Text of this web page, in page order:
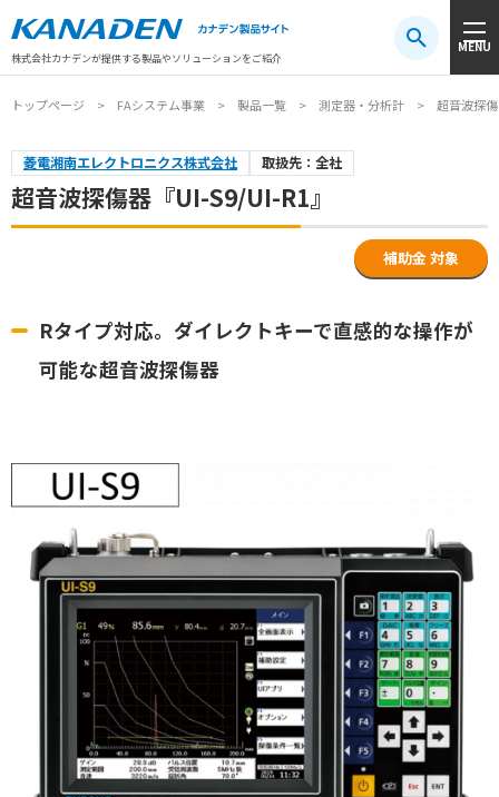
株式会社カナデンが提供する製品やソリューションをご紹介
MENU
注目キーワード#振動センサ#AGV #防爆#アシストスーツ
トップページ FAシステム事業 製品一覧 測定器・分析計 超音波探
菱電湘南エレクトロニクス株式会社 取扱先：全社
超音波探傷器『UI-S9/UI-R1』
補助金 対象
Rタイプ対応。ダイレクトキーで直感的な操作が
可能な超音波探傷器